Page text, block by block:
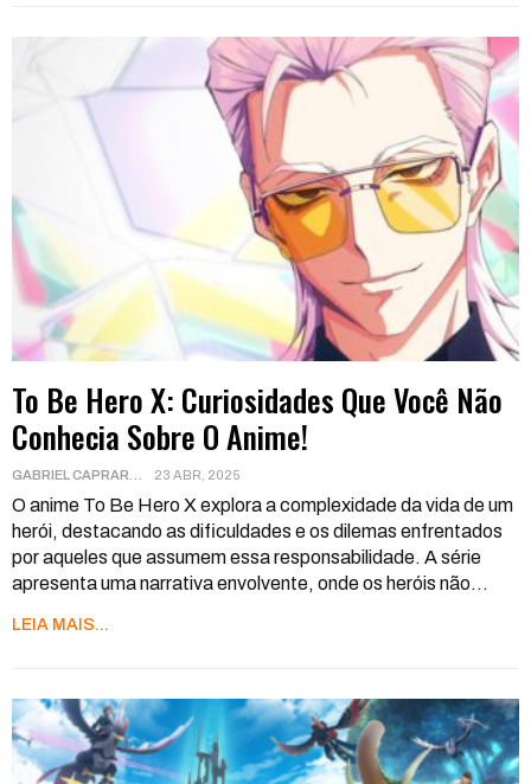
To Be Hero X: Curiosidades Que Você Não
Conhecia Sobre O Anime!
23 ABR, 2025
O anime To Be Hero X explora a complexidade da vida de um
herói, destacando as dificuldades e os dilemas enfrentados
por aqueles que assumem essa responsabilidade. A série
apresenta uma narrativa envolvente, onde os heróis não…
LEIA MAIS...